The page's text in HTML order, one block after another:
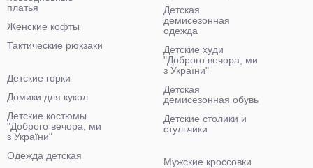
платья
Женские кофты
Тактические рюкзаки
Детская
демисезонная
одежда
Детские худи
"Доброго вечора, ми
з України"
Детская
демисезонная обувь
Детские столики и
стульчики
Детские горки
Домики для кукол
Детские костюмы
"Доброго вечора, ми
з України"
Одежда детская
Мужские кроссовки